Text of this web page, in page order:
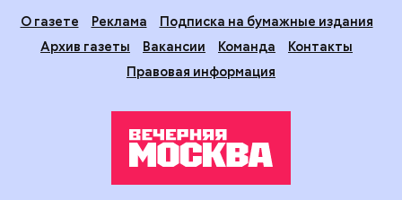
О газете Реклама
Подписка на бумажные издания
Архив газеты
Вакансии Команда
Контакты
Правовая информация